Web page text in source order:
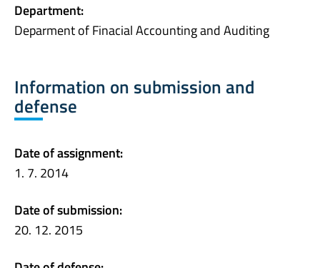
Department:
Deparment of Finacial Accounting and Auditing
Information on submission and
defense
Date of assignment:
1. 7. 2014
Date of submission:
20. 12. 2015